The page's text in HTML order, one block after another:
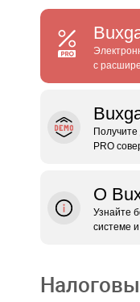
с
Получите
PRO
О
Узнайте
системе